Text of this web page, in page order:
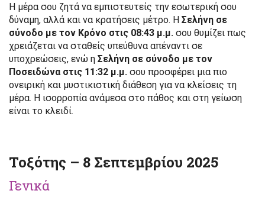
Η μέρα σου ζητά να εμπιστευτείς την εσωτερική σου
δύναμη, αλλά και να κρατήσεις μέτρο. Η Σελήνη σε
σύνοδο με τον Κρόνο στις 08:43 μ.μ. σου θυμίζει πως
χρειάζεται να σταθείς υπεύθυνα απέναντι σε
υποχρεώσεις, ενώ η Σελήνη σε σύνοδο με τον
Ποσειδώνα στις 11:32 μ.μ. σου προσφέρει μια πιο
ονειρική και μυστικιστική διάθεση για να κλείσεις τη
μέρα. Η ισορροπία ανάμεσα στο πάθος και στη γείωση
είναι το κλειδί.
Τοξότης – 8 Σεπτεμβρίου 2025
Γενικά